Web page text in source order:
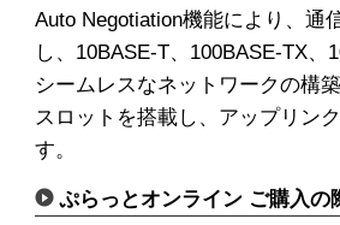
Auto Negotiation機能により、通
し、10BASE-T、100BASE-TX
シームレスなネットワークの構
スロットを搭載し、アップリン
す。
ぷらっとオンライン ご購入の